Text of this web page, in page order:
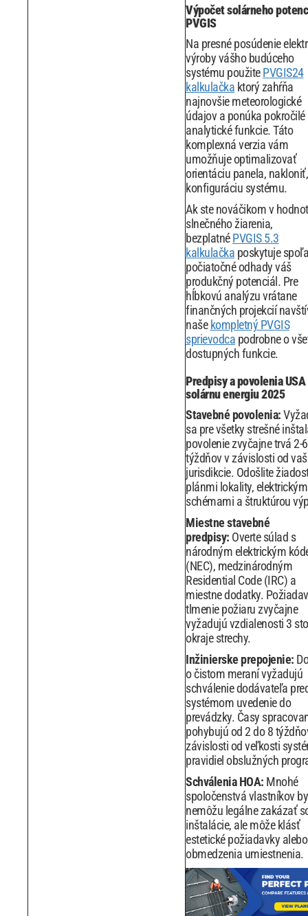
Výpočet solárneho
PVGIS
Na presné posúdenie
výroby vášho budúceho
systému použite PVGIS24
kalkulačka ktorý zahŕňa
najnovšie meteorologické
údajov a ponúka pokročilé
analytické funkcie. Táto
komplexná verzia vám
umožňuje optimalizovať
orientáciu panela,
konfiguráciu systému.
Ak ste nováčikom v
slnečného žiarenia,
bezplatné PVGIS 5.3
kalkulačka poskytuje
počiatočné odhady váš
produkčný potenciál. Pre
hĺbkovú analýzu vrátane
finančných projekcií
naše kompletný PVGIS
sprievodca podrobne o
dostupných funkcie.
Predpisy a povolenia
solárnu energiu 2025
Stavebné povolenia:
sa pre všetky strešné
povolenie zvyčajne trvá 2-6
týždňov v závislosti od
jurisdikcie. Odošlite
plánmi lokality,
schémami a štruktúrou
Miestne stavebné
predpisy: Overte súlad s
národným elektrickým
(NEC), medzinárodným
Residential Code (IRC) a
miestne dodatky.
tlmenie požiaru zvyčajne
vyžadujú vzdialenosti 3
okraje strechy.
Inžinierske prepojenie:
o čistom meraní vyžadujú
schválenie dodávateľa
systémom uvedenie do
prevádzky. Časy
pohybujú od 2 do 8
závislosti od veľkosti
pravidiel obslužných
Schválenia HOA: Mnohé
spoločenstvá vlastníkov
nemôžu legálne zakázať
inštalácie, ale môže klásť
estetické požiadavky alebo
obmedzenia umiestnenia.